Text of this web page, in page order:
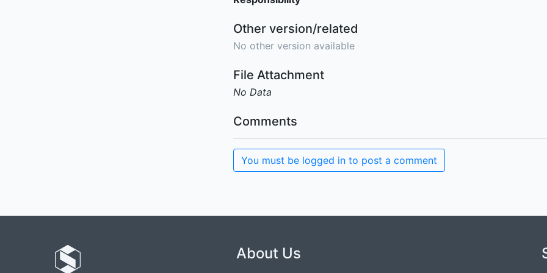
Other version/related
No other version available
File Attachment
No Data
Comments
You must be logged in to post a comment
About Us